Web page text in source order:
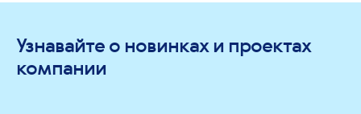
Узнавайте о новинках и проектах
компании